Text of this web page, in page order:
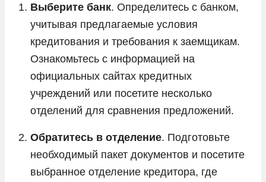
Выберите банк. Определитесь с банком,
учитывая предлагаемые условия
кредитования и требования к заемщикам.
Ознакомьтесь с информацией на
официальных сайтах кредитных
учреждений или посетите несколько
отделений для сравнения предложений.
Обратитесь в отделение. Подготовьте
необходимый пакет документов и посетите
выбранное отделение кредитора, где